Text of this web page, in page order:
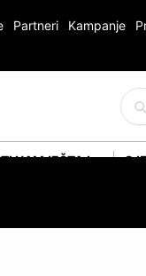
Partneri Kampanje
NAMJEŠTAJ